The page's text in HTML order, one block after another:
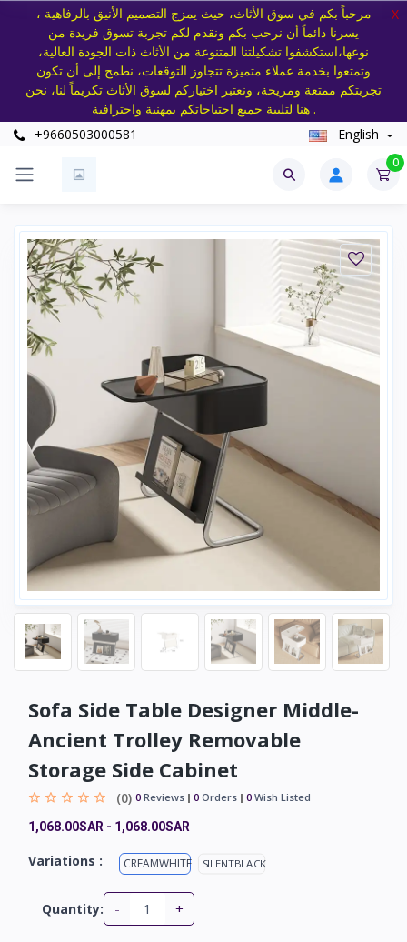
مرحباً بكم في سوق الأثاث، حيث يمزج التصميم الأنيق بالرفاهية ،
يسرنا دائماً أن نرحب بكم ونقدم لكم تجربة تسوق فريدة من
نوعها،استكشفوا تشكيلتنا المتنوعة من الأثاث ذات الجودة العالية،
وتمتعوا بخدمة عملاء متميزة تتجاوز التوقعات، نطمح إلى أن تكون
تجربتكم ممتعة ومريحة، ونعتبر اختياركم لسوق الأثاث تكريماً لنا، نحن
هنا لتلبية جميع احتياجاتكم بمهنية واحترافية .
X
+9660503000581 English
0
Sofa Side Table Designer Middle-
Ancient Trolley Removable
Storage Side Cabinet
(0) 0 Reviews 0 Orders 0 Wish Listed
1,068.00SAR - 1,068.00SAR
Variations : CREAMWHITE SILENTBLACK
Quantity: - +